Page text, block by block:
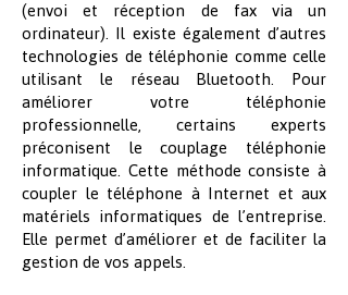
(envoi et réception de fax via un
ordinateur). Il existe également d’autres
technologies de téléphonie comme celle
utilisant le réseau Bluetooth. Pour
améliorer votre téléphonie
professionnelle, certains experts
préconisent le couplage téléphonie
informatique. Cette méthode consiste à
coupler le téléphone à Internet et aux
matériels informatiques de l’entreprise.
Elle permet d’améliorer et de faciliter la
gestion de vos appels.